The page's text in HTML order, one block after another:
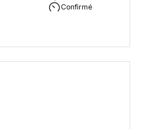
Confirmé